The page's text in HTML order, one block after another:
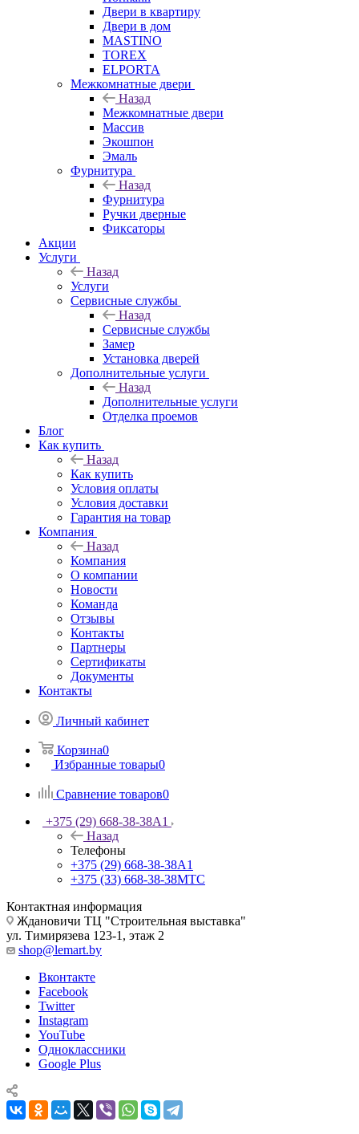
Двери в квартиру
Двери в дом
MASTINO
TOREX
ELPORTA
Межкомнатные двери
Назад
Межкомнатные двери
Массив
Экошпон
Эмаль
Фурнитура
Назад
Фурнитура
Ручки дверные
Фиксаторы
Акции
Услуги
Назад
Услуги
Сервисные службы
Назад
Сервисные службы
Замер
Установка дверей
Дополнительные услуги
Назад
Дополнительные услуги
Отделка проемов
Блог
Как купить
Назад
Как купить
Условия оплаты
Условия доставки
Гарантия на товар
Компания
Назад
Компания
О компании
Новости
Команда
Отзывы
Контакты
Партнеры
Сертификаты
Документы
Контакты
Личный кабинет
Корзина0
Избранные товары0
Сравнение товаров0
+375 (29) 668-38-38A1
Назад
Телефоны
+375 (29) 668-38-38A1
+375 (33) 668-38-38МТС
Контактная информация
Ждановичи ТЦ "Строительная выставка"
ул. Тимирязева 123-1, этаж 2
shop@lemart.by
Вконтакте
Facebook
Twitter
Instagram
YouTube
Одноклассники
Google Plus